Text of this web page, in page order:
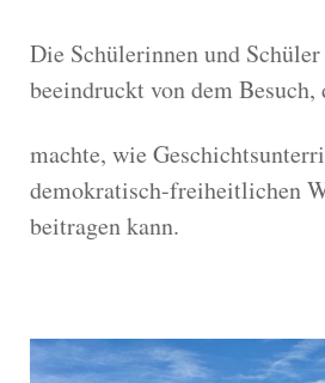
Die Schülerinnen und
beeindruckt von dem
machte, wie
demokratisch-freiheitlichen
beitragen kann.